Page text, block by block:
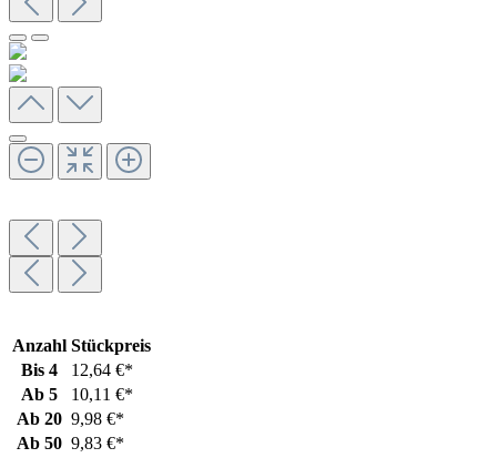
Anzahl Stückpreis
Bis 4
12,64 €*
Ab 5
10,11 €*
Ab 20 9,98 €*
Ab 50 9,83 €*